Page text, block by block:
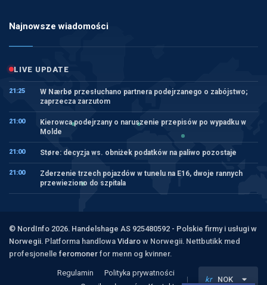
Najnowsze wiadomości
LIVE UPDATE
21:25
W Nærbø przesłuchano partnera podejrzanego o zabójstwo;
zaprzecza zarzutom
21:00
Kierowca podejrzany o naruszenie przepisów po wypadku w
Molde
21:00 Støre: decyzja ws. obniżek podatków na paliwo pozostaje
21:00
Zderzenie trzech pojazdów w tunelu na E16, dwoje rannych
przewieziono do szpitala
© NordInfo 2026. Handelshage AS 925480592 - Polskie firmy i usługi w
Norwegii. Platforma handlowa Vidaro w Norwegii. Nettbutikk med
profesjonelle feromoner for menn og kvinner.
Regulamin
Polityka prywatności
kr NOK